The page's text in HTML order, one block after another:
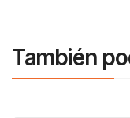
También